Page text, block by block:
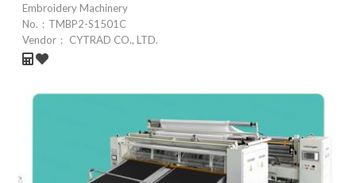
Embroidery Machinery
No.： TMBP2-S1501C
Vendor：
CYTRAD CO., LTD.